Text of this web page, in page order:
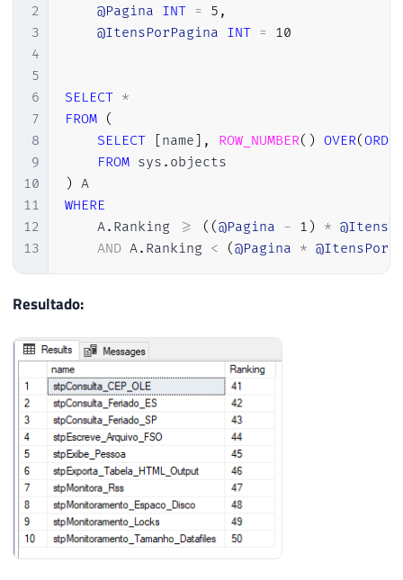
2
3
4
5
6
7
8
9
10
11
12
13
@Pagina INT = 5 ,
@ItensPorPagina INT = 10
SELECT *
FROM
(
SELECT
name , ROW_NUMBER( ) OVER(
FROM sys .
)
A
WHERE
    A
. Ranking >= ( (@Pagina - 1 ) *
AND A. Ranking < (@Pagina *
Resultado: